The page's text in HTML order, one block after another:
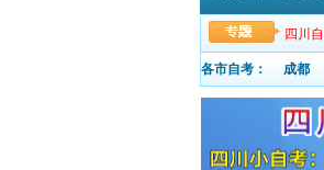
四川
各市自考： 成都